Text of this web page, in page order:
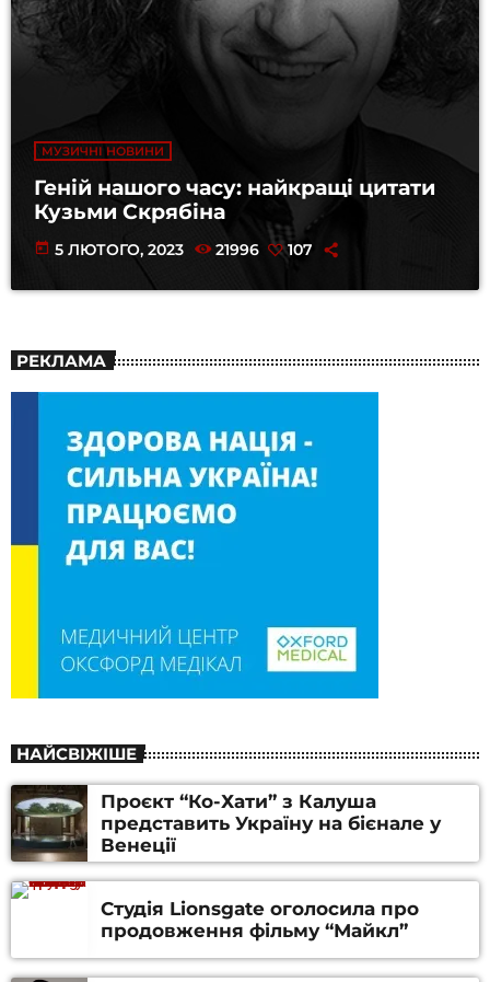
МУЗИЧНІ НОВИНИ
Геній нашого часу: найкращі цитати
Кузьми Скрябіна
today 5 ЛЮТОГО, 2023 21996 107
РЕКЛАМА
НАЙСВІЖІШЕ
Проєкт “Ко-Хати” з Калуша
представить Україну на бієнале у
Венеції
Студія Lionsgate оголосила про
продовження фільму “Майкл”